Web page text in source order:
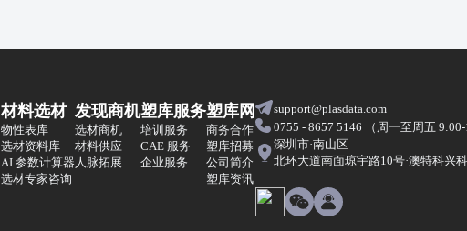
材料选材
物性表库
选材资料库
AI 参数计算器
选材专家咨询
发现商机
选材商机
材料供应
人脉拓展
塑库服务
培训服务
CAE 服务
企业服务
塑库网
商务合作
塑库招募
公司简介
塑库资讯
support@plasdata.com
0755 - 8657 5146 （周一至周五 9:00-
深圳市·南山区
北环大道南面琼宇路10号·澳特科兴